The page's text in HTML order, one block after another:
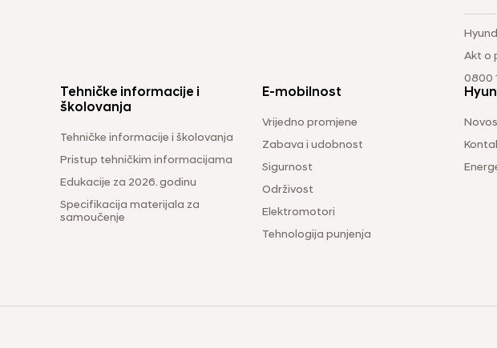
Akt o
0800
Tehničke informacije i
školovanja
Tehničke informacije i školovanja
Pristup tehničkim informacijama
Edukacije za 2026. godinu
Specifikacija materijala za
samoučenje
E-mobilnost
Vrijedno promjene
Zabava i udobnost
Sigurnost
Održivost
Elektromotori
Tehnologija punjenja